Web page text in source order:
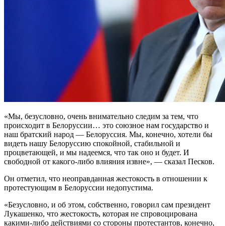
«Мы, безусловно, очень внимательно следим за тем, что
происходит в Белоруссии… это союзное нам государство и
наш братский народ — Белоруссия. Мы, конечно, хотели бы
видеть нашу Белоруссию спокойной, стабильной и
процветающей, и мы надеемся, что так оно и будет. И
свободной от какого-либо влияния извне», — сказал Песков.
Он отметил, что неоправданная жестокость в отношении к
протестующим в Белоруссии недопустима.
«Безусловно, и об этом, собственно, говорил сам президент
Лукашенко, что жестокость, которая не спровоцирована
какими-либо действиями со стороны протестантов, конечно,